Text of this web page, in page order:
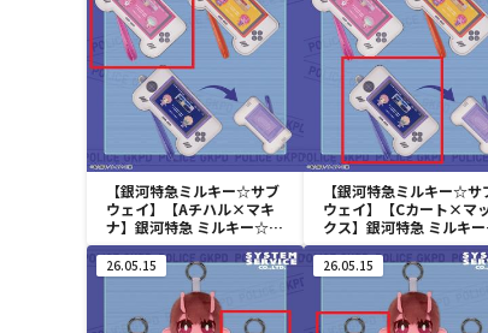
【銀河特急ミルキー☆サブ
ウェイ】【Aチハル×マキ
ナ】銀河特急 ミルキー☆サ
ブウェイ ゲーム機型パスケ
ース
【銀河特急ミルキー☆サ
ウェイ】【Cカート×マ
クス】銀河特急 ミルキ
サブウェイ ゲーム機型
ケース
26.05.15 26.05.15